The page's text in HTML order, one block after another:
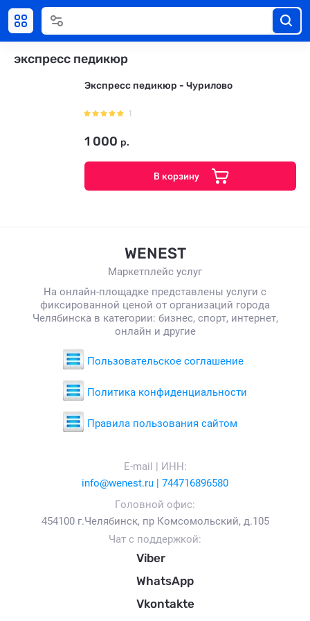
экспресс педикюр
Экспресс педикюр - Чурилово
1
1 000 р.
В корзину
WENEST
Маркетплейс услуг
На онлайн-площадке представлены услуги с
фиксированной ценой от организаций города
Челябинска в категории: бизнес, спорт, интернет,
онлайн и другие
Пользовательское соглашение
Политика конфиденциальности
Правила пользования сайтом
E-mail | ИНН:
info@wenest.ru | 744716896580
Головной офис:
454100 г.Челябинск, пр Комсомольский, д.105
Чат с поддержкой:
Viber
WhatsApp
Vkontakte